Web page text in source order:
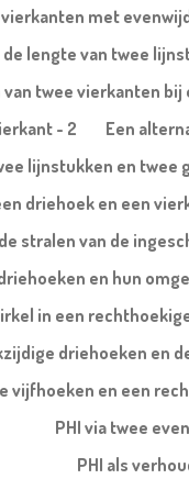
vierkanten met
de lengte van twee
twee vierkanten bij
- 2
Een
lijnstukken en
driehoek en een
stralen van de
en hun
in een
driehoeken en
vijfhoeken en een
PHI via twee
PHI als